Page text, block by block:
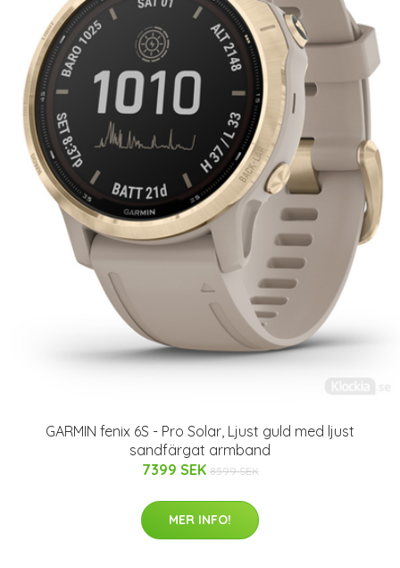
GARMIN fenix 6S - Pro Solar, Ljust guld med ljust
sandfärgat armband
7399 SEK 8599 SEK
MER INFO!